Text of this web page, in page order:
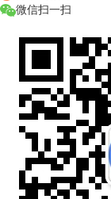
微信扫一扫